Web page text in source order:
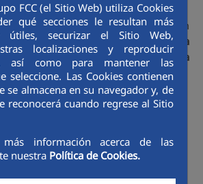
FCC (el Sitio Web) utiliza Cookies
qué secciones le resultan más
útiles, securizar el Sitio Web,
localizaciones y reproducir
así como para mantener las
seleccione. Las Cookies contienen
se almacena en su navegador y, de
reconocerá cuando regrese al Sitio
más información acerca de las
nuestra Política de Cookies.
est l'un des membres du consortium
"Promotion de la récupération et de la
minérales stratégiques pour la
. Dirigé par Técnicas Reunidas.